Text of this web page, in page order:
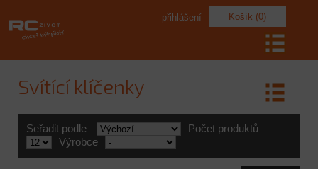
Košík (0)
přihlášení
Svítící klíčenky
Seřadit podle
Počet produktů
Výrobce